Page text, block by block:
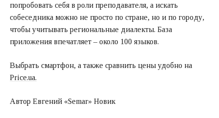
попробовать себя в роли преподавателя, а искать
собеседника можно не просто по стране, но и по городу,
чтобы учитывать региональные диалекты. База
приложения впечатляет – около 100 языков.
Выбрать смартфон, а также сравнить цены удобно на
Price.ua.
Автор Евгений «Semar» Новик